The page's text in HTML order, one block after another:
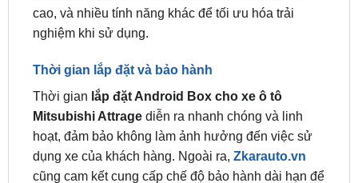
Thời gian lắp đặt và bảo hành
Mitsubishi Attragediễn ra nhanh chóng và linh
hoạt, đảm bảo không làm ảnh hưởng đến việc sử
dụng xe của khách hàng. Ngoài ra,Zkarauto.vn
cũng cam kết cung cấp chế độ bảo hành dài hạn để
đảm bảo sự an tâm và hài lòng của khách hàng.